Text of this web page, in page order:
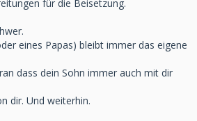
für die Beisetzung.
eines Papas) bleibt immer das eigene
dass dein Sohn immer auch mit dir
dir. Und weiterhin.